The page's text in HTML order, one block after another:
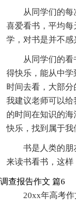
从同学们的
喜爱看书，平均
学，对书是并不感
从同学们的
得快乐，能从中
时间去看，大部分
我建议老师可以
的时间在知识的
快乐，找到属于我
书是人类的朋
来读书看书，这样
调查报告作文 篇6
20xx年高考